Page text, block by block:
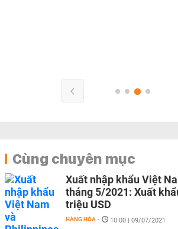
Cùng chuyên mục
Xuất nhập khẩu Việt
tháng 5/2021: Xuất
triệu USD
HÀNG HÓA - 10:00 | 09/07/2021